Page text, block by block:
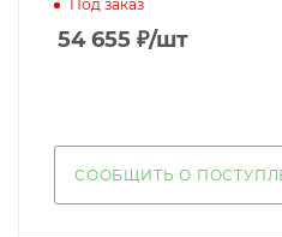
Под заказ
54 655 ₽/шт
СООБЩИТЬ О